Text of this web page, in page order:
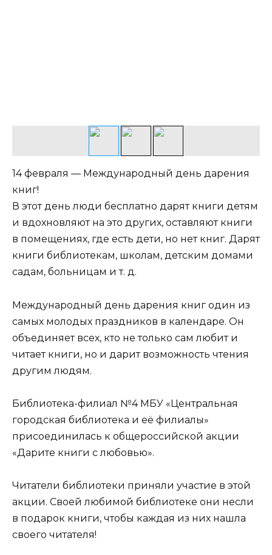
14 февраля — Международный день дарения
книг!
В этот день люди бесплатно дарят книги детям
и вдохновляют на это других, оставляют книги
в помещениях, где есть дети, но нет книг. Дарят
книги библиотекам, школам, детским домами
садам, больницам и т. д.
Международный день дарения книг один из
самых молодых праздников в календаре. Он
объединяет всех, кто не только сам любит и
читает книги, но и дарит возможность чтения
другим людям.
Библиотека-филиал №4 МБУ «Центральная
городская библиотека и её филиалы»
присоединилась к общероссийской акции
«Дарите книги с любовью».
Читатели библиотеки приняли участие в этой
акции. Своей любимой библиотеке они несли
в подарок книги, чтобы каждая из них нашла
своего читателя!